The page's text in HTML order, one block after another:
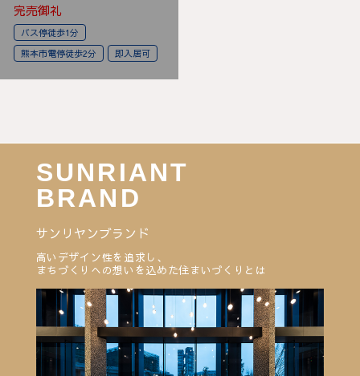
完売御礼
バス停徒歩1分
熊本市電停徒歩2分
即入居可
SUNRIANT
BRAND
サンリヤンブランド
高いデザイン性を追求し、
まちづくりへの想いを込めた住まいづくりとは